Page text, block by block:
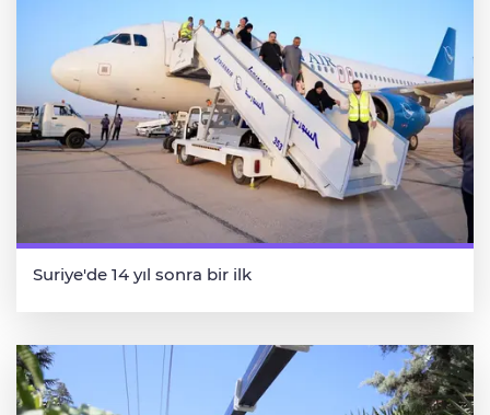
Suriye'de 14 yıl sonra bir ilk